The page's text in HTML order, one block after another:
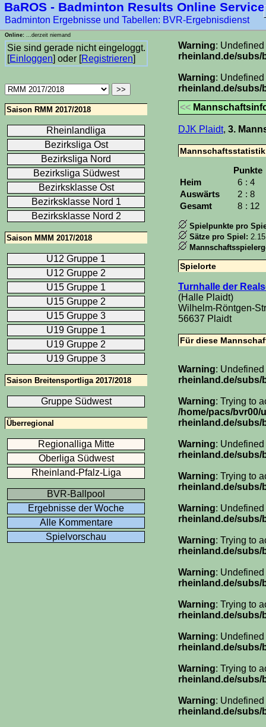
BaROS - Badminton Results Online Service
Badminton Ergebnisse und Tabellen: BVR-Ergebnisdienst
Warning:
rheinland.de/subs/
Warning:
rheinland.de/subs/
<<
DJK Plaidt, 3.
Mannschaftsstatistik
Punkte
Heim
6 : 4
Auswärts
2 : 8
Gesamt
8 : 12
Spielpunkte pro
Sätze pro Spiel: 2.15
Spielorte
Turnhalle der
(Halle Plaidt)
Wilhelm-Röntgen-Str
56637 Plaidt
Für diese
Warning:
rheinland.de/
Warning: Trying to
/home/pacs/bvr00/
rheinland.de/
Warning:
rheinland.de/
Warning: Trying to
rheinland.de/
Warning:
rheinland.de/
Warning: Trying to
rheinland.de/
Warning:
rheinland.de/
Warning: Trying to
rheinland.de/
Warning:
rheinland.de/
Warning: Trying to
rheinland.de/
Warning:
rheinland.de/
Saison RMM 2017/2018
Rheinlandliga
Bezirksliga Ost
Bezirksliga Nord
Bezirksliga Südwest
Bezirksklasse Ost
Bezirksklasse Nord 1
Bezirksklasse Nord 2
Saison MMM 2017/2018
U12 Gruppe 1
U12 Gruppe 2
U15 Gruppe 1
U15 Gruppe 2
U15 Gruppe 3
U19 Gruppe 1
U19 Gruppe 2
U19 Gruppe 3
Saison Breitensportliga 2017/2018
Gruppe Südwest
Überregional
Regionalliga Mitte
Oberliga Südwest
Rheinland-Pfalz-Liga
BVR-Ballpool
Ergebnisse der Woche
Alle Kommentare
Spielvorschau
Online: ...derzeit niemand
Sie sind gerade nicht eingeloggt.
[Einloggen] oder [Registrieren]